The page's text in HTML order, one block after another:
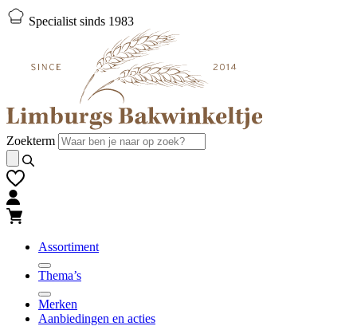
Naar
hoofd-
Naar
footerSpecialist sinds 1983
Zoekterm
Assortiment
Thema’s
Merken
Aanbiedingen en acties